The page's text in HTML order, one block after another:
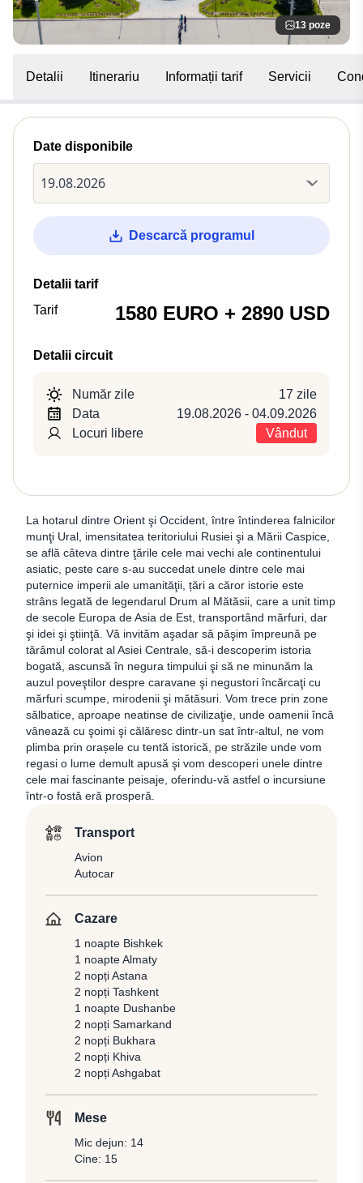
13 poze
Detalii Itinerariu Informații tarif Servicii
La hotarul dintre Orient şi Occident, între întinderea falnicilor
munţi Ural, imensitatea teritoriului Rusiei şi a Mării Caspice,
se află câteva dintre ţările cele mai vechi ale continentului
asiatic, peste care s-au succedat unele dintre cele mai
puternice imperii ale umanităţii, țări a căror istorie este
strâns legată de legendarul Drum al Mătăsii, care a unit timp
de secole Europa de Asia de Est, transportând mărfuri, dar
şi idei şi ştiinţă. Vă invităm aşadar să păşim împreună pe
tărâmul colorat al Asiei Centrale, să-i descoperim istoria
bogată, ascunsă în negura timpului şi să ne minunăm la
auzul poveştilor despre caravane şi negustori încărcaţi cu
mărfuri scumpe, mirodenii şi mătăsuri. Vom trece prin zone
sălbatice, aproape neatinse de civilizaţie, unde oamenii încă
vânează cu şoimi şi călăresc dintr-un sat într-altul, ne vom
plimba prin orașele cu tentă istorică, pe străzile unde vom
regasi o lume demult apusă şi vom descoperi unele dintre
cele mai fascinante peisaje, oferindu-vă astfel o incursiune
într-o fostă eră prosperă.
Transport
Avion
Autocar
Cazare
1 noapte Bishkek
1 noapte Almaty
2 nopți Astana
2 nopți Tashkent
1 noapte Dushanbe
2 nopți Samarkand
2 nopți Bukhara
2 nopți Khiva
2 nopți Ashgabat
Mese
Mic dejun: 14
Cine: 15
Date disponibile
Descarcă programul
Detalii tarif
Tarif
1580 EURO + 2890 USD
Detalii circuit
Număr zile
17 zile
Data
19.08.2026 - 04.09.2026
Locuri libere
Vândut